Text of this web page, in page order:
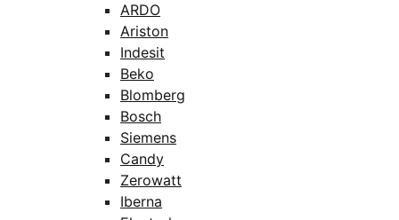
ARDO
Ariston
Indesit
Beko
Blomberg
Bosch
Siemens
Candy
Zerowatt
Iberna